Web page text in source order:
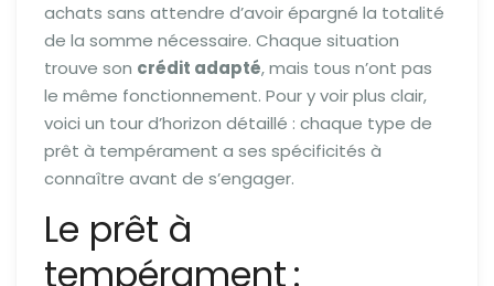
achats sans attendre d’avoir épargné la totalité
de la somme nécessaire. Chaque situation
trouve son crédit adapté, mais tous n’ont pas
le même fonctionnement. Pour y voir plus clair,
voici un tour d’horizon détaillé : chaque type de
prêt à tempérament a ses spécificités à
connaître avant de s’engager.
Le prêt à
tempérament :